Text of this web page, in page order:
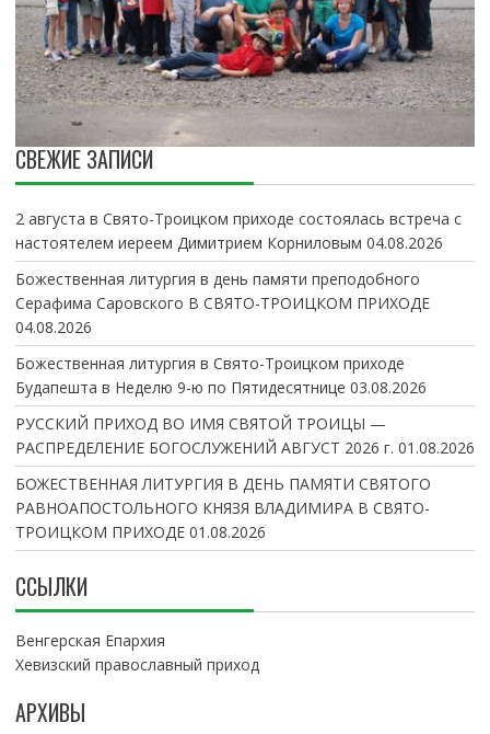
СВЕЖИЕ ЗАПИСИ
2 августа в Свято-Троицком приходе состоялась встреча с
настоятелем иереем Димитрием Корниловым 04.08.2026
Божественная литургия в день памяти преподобного
Серафима Саровского В СВЯТО-ТРОИЦКОМ ПРИХОДЕ
04.08.2026
Божественная литургия в Свято-Троицком приходе
Будапешта в Неделю 9-ю по Пятидесятнице 03.08.2026
РУССКИЙ ПРИХОД ВО ИМЯ СВЯТОЙ ТРОИЦЫ —
РАСПРЕДЕЛЕНИЕ БОГОСЛУЖЕНИЙ АВГУСТ 2026 г. 01.08.2026
БОЖЕСТВЕННАЯ ЛИТУРГИЯ В ДЕНЬ ПАМЯТИ СВЯТОГО
РАВНОАПОСТОЛЬНОГО КНЯЗЯ ВЛАДИМИРА В СВЯТО-
ТРОИЦКОМ ПРИХОДЕ 01.08.2026
ССЫЛКИ
Венгерская Епархия
Хевизский православный приход
АРХИВЫ